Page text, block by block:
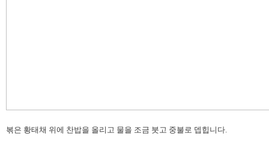
볶은 황태채 위에 찬밥을 올리고 물을 조금 붓고 중불로 뎁힙니다.